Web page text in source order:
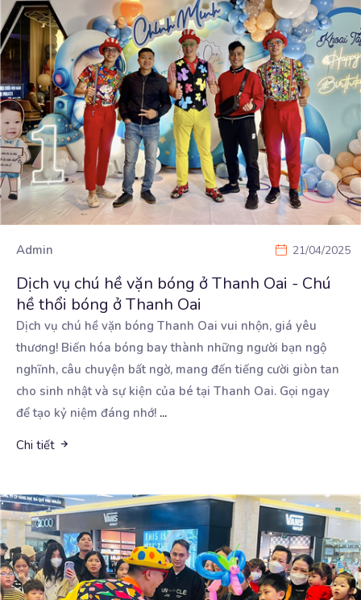
Admin 21/04/2025
Dịch vụ chú hề vặn bóng ở Thanh Oai - Chú
hề thổi bóng ở Thanh Oai
Dịch vụ chú hề vặn bóng Thanh Oai vui nhộn, giá yêu
thương! Biến hóa bóng bay thành những người bạn ngộ
nghĩnh, câu chuyện bất ngờ, mang đến tiếng cười giòn tan
cho sinh nhật và sự kiện của bé tại Thanh Oai. Gọi ngay
để tạo kỷ niệm đáng nhớ! ...
Chi tiết